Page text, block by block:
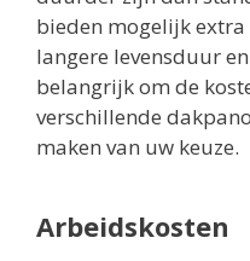
bieden mogelijk extra
langere levensduur
belangrijk om de
verschillende
maken van uw keuze.
Arbeidskosten